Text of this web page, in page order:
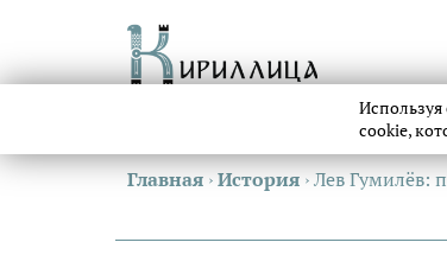
Главная ›История ›Лев Гумилёв:
cookie,